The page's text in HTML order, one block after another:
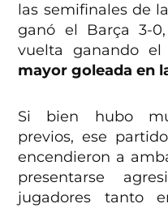
las semifinales de
ganó el Barça 3-
vuelta ganando el
mayor goleada en
Si bien hubo
previos, ese
encendieron a
presentarse
jugadores tanto